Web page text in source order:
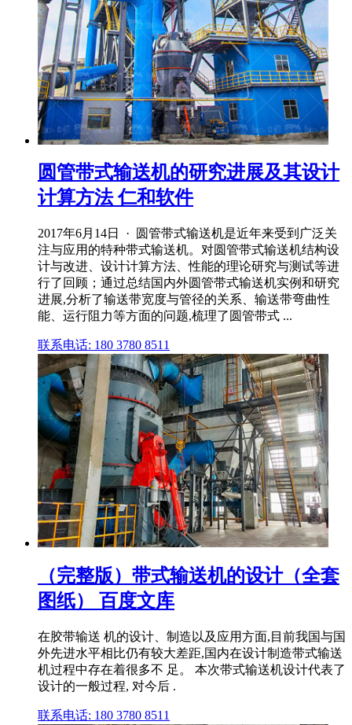
圆管带式输送机的研究进展及其设计
计算方法 仁和软件
2017年6月14日 · 圆管带式输送机是近年来受到广泛关
注与应用的特种带式输送机。对圆管带式输送机结构设
计与改进、设计计算方法、性能的理论研究与测试等进
行了回顾；通过总结国内外圆管带式输送机实例和研究
进展,分析了输送带宽度与管径的关系、输送带弯曲性
能、运行阻力等方面的问题,梳理了圆管带式 ...
联系电话: 180 3780 8511
（完整版）带式输送机的设计（全套
图纸） 百度文库
在胶带输送 机的设计、制造以及应用方面,目前我国与国
外先进水平相比仍有较大差距,国内在设计制造带式输送
机过程中存在着很多不 足。 本次带式输送机设计代表了
设计的一般过程, 对今后 .
联系电话: 180 3780 8511